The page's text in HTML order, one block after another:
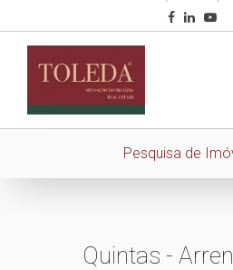
Pesquisa de
Quintas -